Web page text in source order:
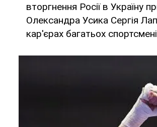
вторгнення Росії в Україну
Олександра Усика Сергія
кар'єрах багатьох